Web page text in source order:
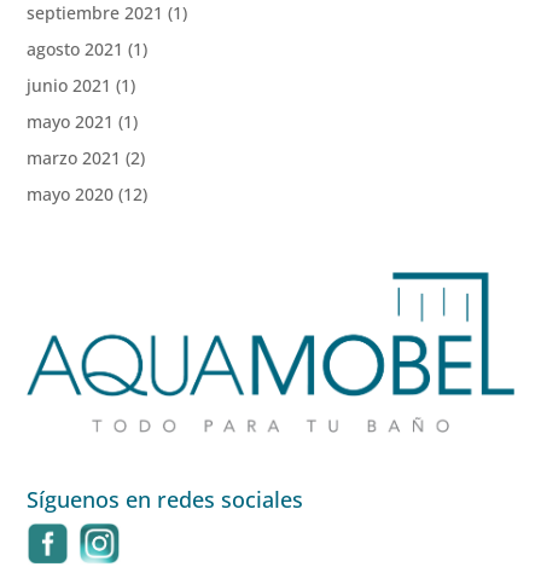
septiembre 2021 (1)
agosto 2021 (1)
junio 2021 (1)
mayo 2021 (1)
marzo 2021 (2)
mayo 2020 (12)
Síguenos en redes sociales